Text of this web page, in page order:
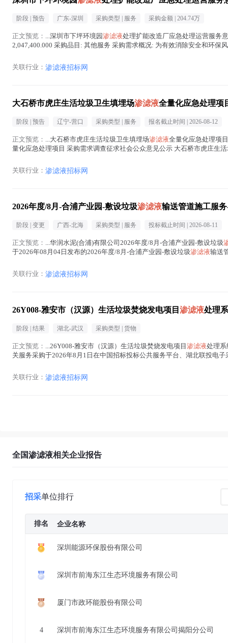
阶段 | 预告 广东-深圳 采购类型 | 服务 采购金额 | 204.74万
正文预览： ...深圳市下坪环境园渗滤液处理扩能改造厂应急处理运营服务
2,047,400.000 采购品目: 其他服务 采购需求概况: 为有效消除安全和环保
关联行业： 渗滤液招标网
大石桥市虎庄生活垃圾卫生填埋场渗滤液全量化应急处理项
阶段 | 预告 辽宁-营口 采购类型 | 服务 报名截止时间 | 2026-08-12
正文预览： ...大石桥市虎庄生活垃圾卫生填埋场渗滤液全量化应急处理项
量化应急处理项目 采购需求调查征求社会公众意见公示 大石桥市虎庄生
关联行业： 渗滤液招标网
2026年度/8月-合浦产业园-敷设垃圾渗滤液输送管道施工服
阶段 | 变更 广西-北海 采购类型 | 服务 投标截止时间 | 2026-08-11
正文预览： ...华润水泥(合浦)有限公司2026年度/8月-合浦产业园-敷设垃圾
于2026年08月04日发布的2026年度/8月-合浦产业园-敷设垃圾渗滤液输送
关联行业： 渗滤液招标网
26Y008-雅安市（汉源）生活垃圾焚烧发电项目 渗滤液处理
阶段 | 结果 湖北-武汉 采购类型 | 货物
正文预览： ...26Y008-雅安市（汉源）生活垃圾焚烧发电项目 渗滤液处理系
关服务采购于2026年8月1日在中国招标投标公共服务平台、湖北联投电
关联行业： 渗滤液招标网
全国渗滤液相关企业报告
招采单位排行
排名 企业名称
深圳能源环保股份有限公司
深圳市前海东江生态环境服务有限公司
厦门市政环能股份有限公司
4 深圳市前海东江生态环境服务有限公司揭阳分公司